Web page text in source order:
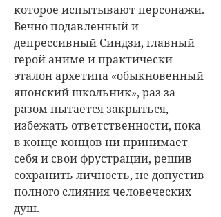
которое испытывают персонажи.
Вечно подавленный и
депрессивный Синдзи, главный
герой аниме и практически
эталон архетипа «обыкновенный
японский школьник», раз за
разом пытается закрыться,
избежать ответственности, пока
в конце концов ни принимает
себя и свои фрустрации, решив
сохранить личность, не допустив
полного слияния человеческих
душ.